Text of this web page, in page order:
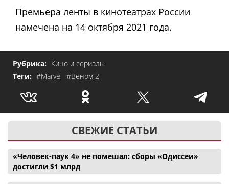
Премьера ленты в кинотеатрах России
намечена на 14 октября 2021 года.
Рубрика: Кино и сериалы
Теги: #Marvel #Веном 2
СВЕЖИЕ СТАТЬИ
«Человек-паук 4» не помешал: сборы «Одиссеи»
достигли $1 млрд